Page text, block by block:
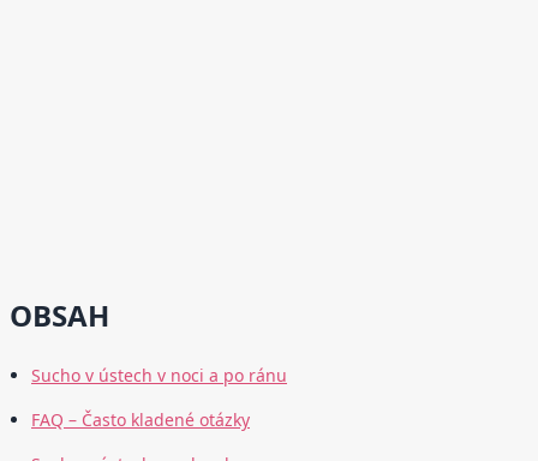
OBSAH
Sucho v ústech v noci a po ránu
FAQ – Často kladené otázky